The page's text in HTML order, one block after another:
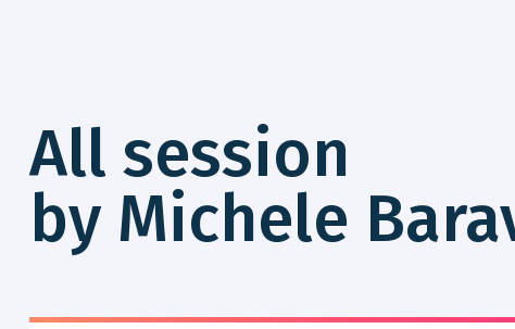
All session
by Michele